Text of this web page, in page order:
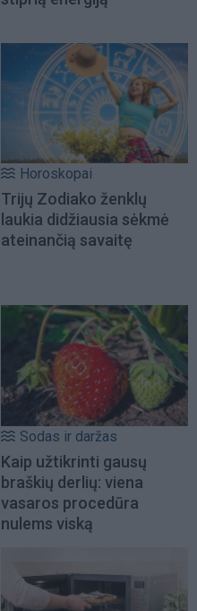
Horoskopai
Trijų Zodiako ženklų
laukia didžiausia sėkmė
ateinančią savaitę
Sodas ir daržas
Kaip užtikrinti gausų
braškių derlių: viena
vasaros procedūra
nulems viską